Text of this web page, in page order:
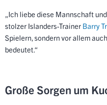
„Ich liebe diese Mannschaft
stolzer Islanders-Trainer Barry
Spielern, sondern vor allem
bedeutet.“
Große Sorgen um